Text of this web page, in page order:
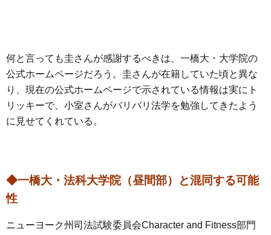
何と言っても圭さんが感謝するべきは、一橋大・大学院の
公式ホームページだろう。圭さんが在籍していた頃と異な
り、現在の公式ホームページで示されている情報は実にト
リッキーで、小室さんがバリバリ法学を勉強してきたよう
に見せてくれている。
◆一橋大・法科大学院（昼間部）と混同する可能
性
ニューヨーク州司法試験委員会Character and Fitness部門